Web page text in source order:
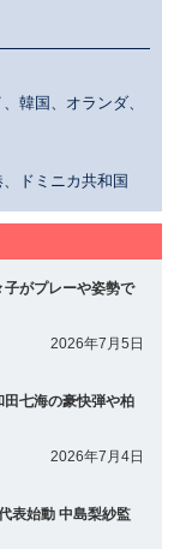
韓国、オランダ、
ドミニカ共和国
がプレーや姿勢で
2026年7月5日
七海の豪快弾や柏
2026年7月4日
表始動 中島梨紗監